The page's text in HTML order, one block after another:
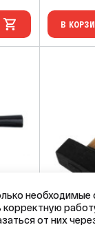
В
НЕТ В
от них